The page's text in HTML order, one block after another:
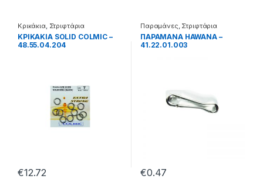
Κρικάκια, Στριφτάρια
ΚΡΙΚΑΚΙΑ SOLID COLMIC –
48.55.04.204
€12.72
Παραμάνες, Στριφτάρια
ΠΑΡΑΜΑΝΑ HAWANA –
41.22.01.003
€0.47